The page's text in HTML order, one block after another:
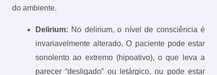
do ambiente.
Delirium: No delirium, o nível de consciência é
invariavelmente alterado. O paciente pode estar
sonolento ao extremo (hipoativo), o que leva a
parecer “desligado” ou letárgico, ou pode estar